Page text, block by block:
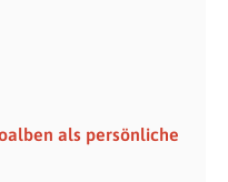
als persönliche